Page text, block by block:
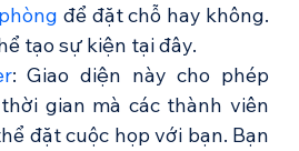
để đặt chỗ hay không.
tạo sự kiện tại đây.
: Giao diện này cho phép
gian mà các thành viên
đặt cuộc họp với bạn. Bạn